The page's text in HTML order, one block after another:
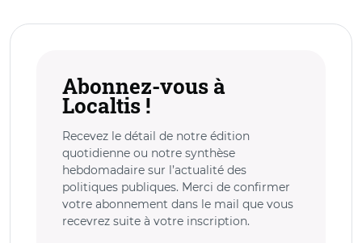
Abonnez-vous à
Localtis !
Recevez le détail de notre édition
quotidienne ou notre synthèse
hebdomadaire sur l’actualité des
politiques publiques. Merci de confirmer
votre abonnement dans le mail que vous
recevrez suite à votre inscription.